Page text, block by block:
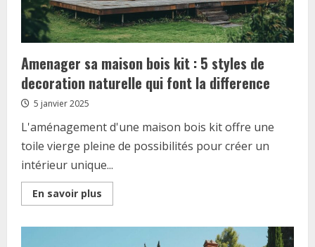
Amenager sa maison bois kit : 5 styles de
decoration naturelle qui font la difference
5 janvier 2025
L'aménagement d'une maison bois kit offre une
toile vierge pleine de possibilités pour créer un
intérieur unique...
En savoir plus
more